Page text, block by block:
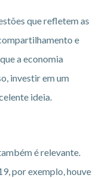
que refletem as
e
a economia
investir em um
ideia.
é relevante.
por exemplo, houve